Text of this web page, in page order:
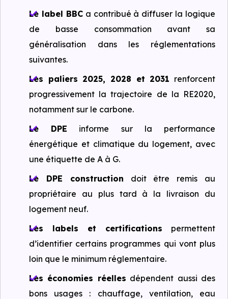
Le label BBCa contribué à diffuser la logique
de basse consommation avant sa
généralisation dans les réglementations
suivantes.
Les paliers 2025, 2028 et 2031 renforcent
progressivement la trajectoire de la RE2020,
notamment sur le carbone.
Le DPE informe sur la performance
énergétique et climatique du logement, avec
une étiquette de A à G.
Le DPE construction doit être remis au
propriétaire au plus tard à la livraison du
logement neuf.
Les labels et certifications permettent
d’identifier certains programmes qui vont plus
loin que le minimum réglementaire.
Les économies réelles dépendent aussi des
bons usages : chauffage, ventilation, eau